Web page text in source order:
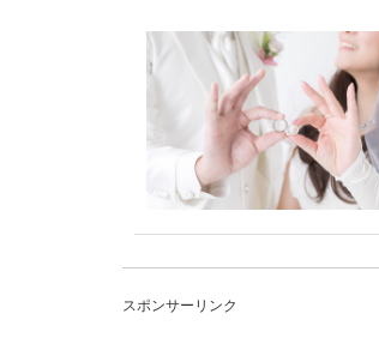
スポンサーリンク